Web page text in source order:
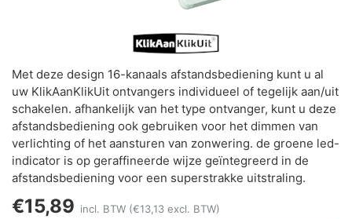
Met deze design 16-kanaals afstandsbediening kunt u al
uw KlikAanKlikUit ontvangers individueel of tegelijk aan/uit
schakelen. afhankelijk van het type ontvanger, kunt u deze
afstandsbediening ook gebruiken voor het dimmen van
verlichting of het aansturen van zonwering. de groene led-
indicator is op geraffineerde wijze geïntegreerd in de
afstandsbediening voor een superstrakke uitstraling.
€15,89 incl. BTW (€13,13 excl. BTW)